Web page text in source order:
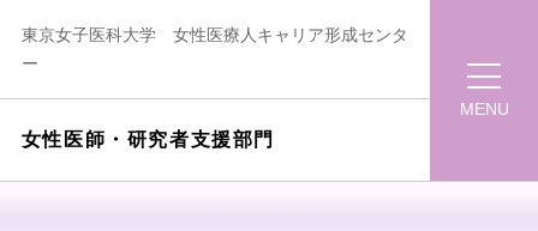
東京女子医科大学 女性医療人キャリア形成センタ
ー
女性医師・研究者支援部門
MENU